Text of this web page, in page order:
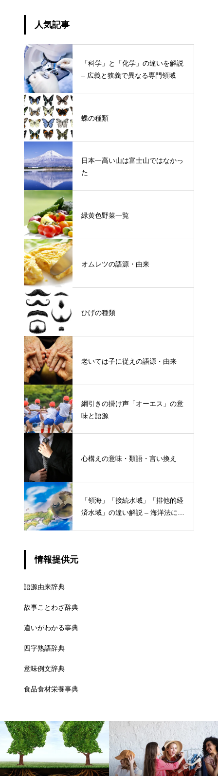
人気記事
「科学」と「化学」の違いを解説
– 広義と狭義で異なる専門領域
蝶の種類
日本一高い山は富士山ではなかっ
た
緑黄色野菜一覧
オムレツの語源・由来
ひげの種類
老いては子に従えの語源・由来
綱引きの掛け声「オーエス」の意
味と語源
心構えの意味・類語・言い換え
「領海」「接続水域」「排他的経
済水域」の違い解説 – 海洋法にお
情報提供元
語源由来辞典
故事ことわざ辞典
違いがわかる事典
四字熟語辞典
意味例文辞典
食品食材栄養事典